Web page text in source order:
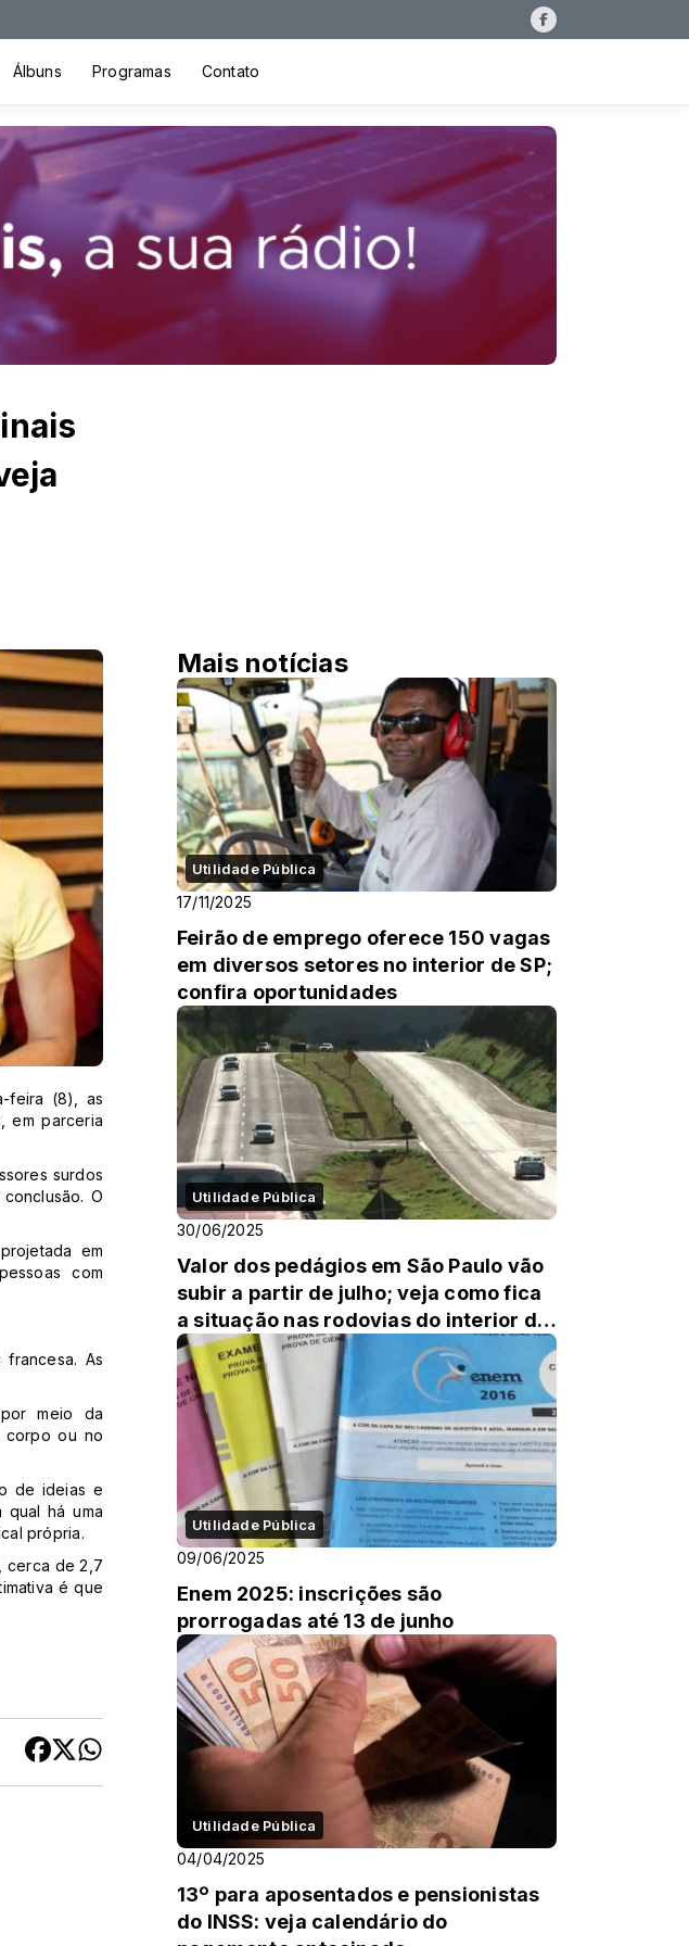
Álbuns Programas Contato
feira (8), as
em parceria
surdos
O
em
com
As
meio da
corpo ou no
de ideias e
qual há uma
própria.
cerca de 2,7
é que
Mais notícias
Utilidade Pública
17/11/2025
Feirão de emprego oferece 150 vagas
em diversos setores no interior de SP;
confira oportunidades
Utilidade Pública
30/06/2025
Valor dos pedágios em São Paulo vão
subir a partir de julho; veja como fica
a situação nas rodovias do interior de
SP
Utilidade Pública
09/06/2025
Enem 2025: inscrições são
prorrogadas até 13 de junho
Utilidade Pública
04/04/2025
13º para aposentados e pensionistas
do INSS: veja calendário do